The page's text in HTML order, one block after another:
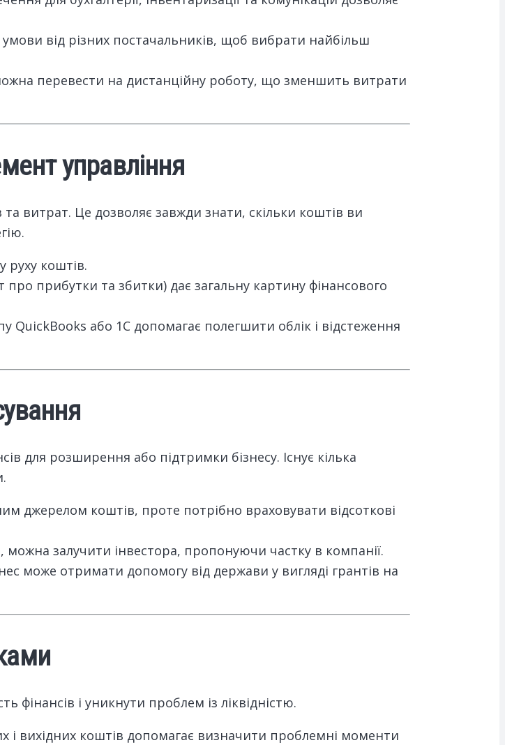
від різних постачальників, щоб вибрати найбільш
перевести на дистанційну роботу, що зменшить витрати
управління
витрат. Це дозволяє завжди знати, скільки коштів ви
руху коштів.
про прибутки та збитки) дає загальну картину фінансового
QuickBooks або 1С допомагає полегшити облік і відстеження
для розширення або підтримки бізнесу. Існує кілька
джерелом коштів, проте потрібно враховувати відсоткові
можна залучити інвестора, пропонуючи частку в компанії.
може отримати допомогу від держави у вигляді грантів на
фінансів і уникнути проблем із ліквідністю.
і вихідних коштів допомагає визначити проблемні моменти